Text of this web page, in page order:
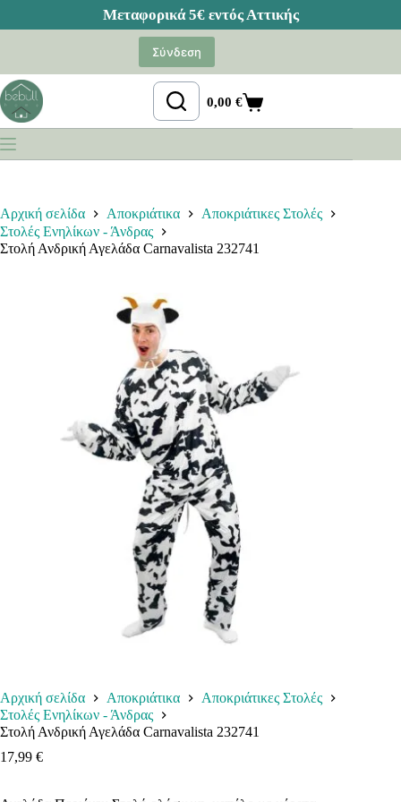
Σύνδεση
Καλάθι
Αγορών
0,00€
Αρχική σελίδα Αποκριάτικα
Αποκριάτικες Στολές
Στολές Ενηλίκων - Άνδρας
Στολή Ανδρική Αγελάδα Carnavalista 232741
Αρχική σελίδα Αποκριάτικα
Αποκριάτικες Στολές
Στολές Ενηλίκων - Άνδρας
Στολή Ανδρική Αγελάδα Carnavalista 232741
17,99 €